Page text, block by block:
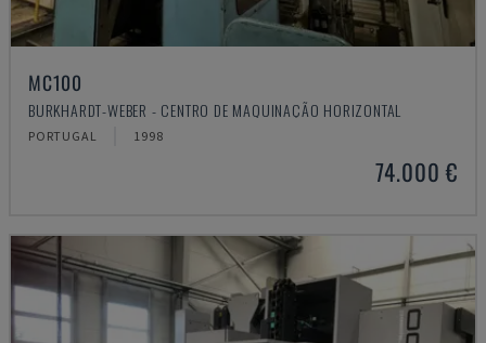
MC100
BURKHARDT-WEBER - CENTRO DE MAQUINAÇÃO HORIZONTAL
PORTUGAL 1998
74.000 €